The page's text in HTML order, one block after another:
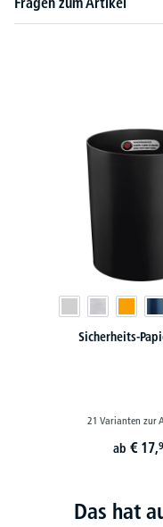
Sicherheits-
21 Varianten zur
ab € 17,
Das hat